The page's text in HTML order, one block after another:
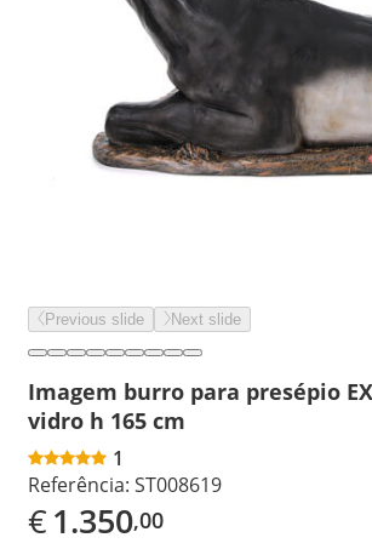
Previous slide Next slide
Imagem burro para presépio
vidro h 165 cm
1
Referência: ST008619
€1.350,00